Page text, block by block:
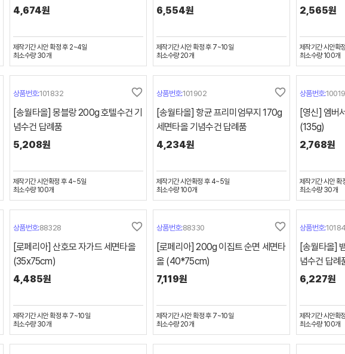
4,674원
제작기간시안 확정 후 2~4일
최소수량30개
6,554원
제작기간시안 확정 후 7~10일
최소수량20개
2,565원
제작기간시안확
최소수량100개
상품번호:101832 favorite_border
[송월타올] 몽블랑 200g 호텔수건 기
념수건 답례품
5,208원
제작기간시안확정 후 4~5일
최소수량100개
상품번호:101902 favorite_border
[송월타올] 항균 프리미엄무지 170g
세면타올 기념수건 답례품
4,234원
제작기간시안확정 후 4~5일
최소수량100개
상품번호:
[영신] 엠버
(135g)
2,768원
제작기간시안 확
최소수량30개
상품번호:88328 favorite_border
[로페리아] 산호모 자가드 세면타올
(35x75cm)
4,485원
제작기간시안 확정 후 7~10일
최소수량30개
상품번호:88330 favorite_border
[로페리아] 200g 이집트 순면 세면타
올 (40*75cm)
7,119원
제작기간시안 확정 후 7~10일
최소수량20개
상품번호:
[송월타올]
념수건 답례
6,227원
제작기간시안확
최소수량100개